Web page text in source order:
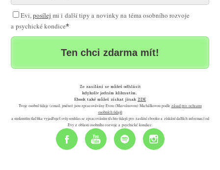
Evi,posílej mi i další tipy a novinky na téma osobního rozvoje
a psychické kondice*
Ten chci zdarma mít!
Ze zasílání se můžeš odhlásit
kdykoliv jedním kliknutím.
Ebook také můžeš získat jinak ZDE
Tvoje osobní údaje (email, jméno) jsou zpracovávány Evou (Marvánovou) Michálkovou podle zásad pro ochranu
osobních údajů
a stisknutím tlačítka vyjadřuješ svůj souhlas se zpracováním těchto údajů pro zaslání ebooku a získání dalších informací od
Evy z oblasti osobního rozvoje a psychické kondice.